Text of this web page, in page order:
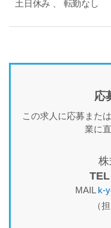
土日休み 、 転勤なし
応
この求人に応募また
業に
MAIL k-
（